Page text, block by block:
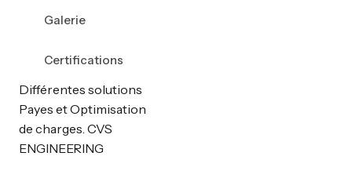
Galerie
Certifications
Différentes solutions
Payes et Optimisation
de charges. CVS
ENGINEERING